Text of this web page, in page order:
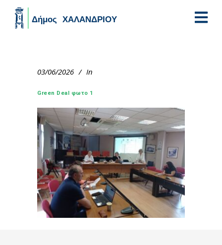
03/06/2026 In
Green Deal φωτο 1